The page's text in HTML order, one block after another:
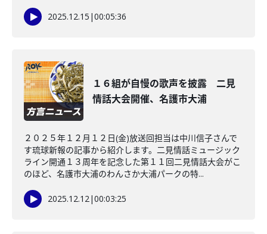
2025.12.15 |00:05:36
１６組が自慢の歌声を披露 二見
情話大会開催、名護市大浦
２０２５年１２月１２日(金)放送回担当は中川信子さんで
す琉球新報の記事から紹介します。二見情話ミュージック
ライン開通１３周年を記念した第１１回二見情話大会がこ
のほど、名護市大浦のわんさか大浦パークの特...
2025.12.12|00:03:25